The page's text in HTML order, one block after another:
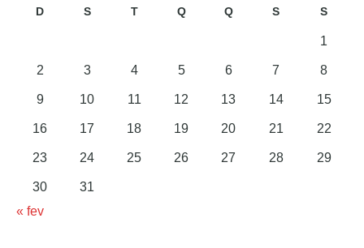
D S T Q Q S S
1
2 3 4 5 6 7 8
9 10 11 12 13 14 15
16 17 18 19 20 21 22
23 24 25 26 27 28 29
30
31
« fev